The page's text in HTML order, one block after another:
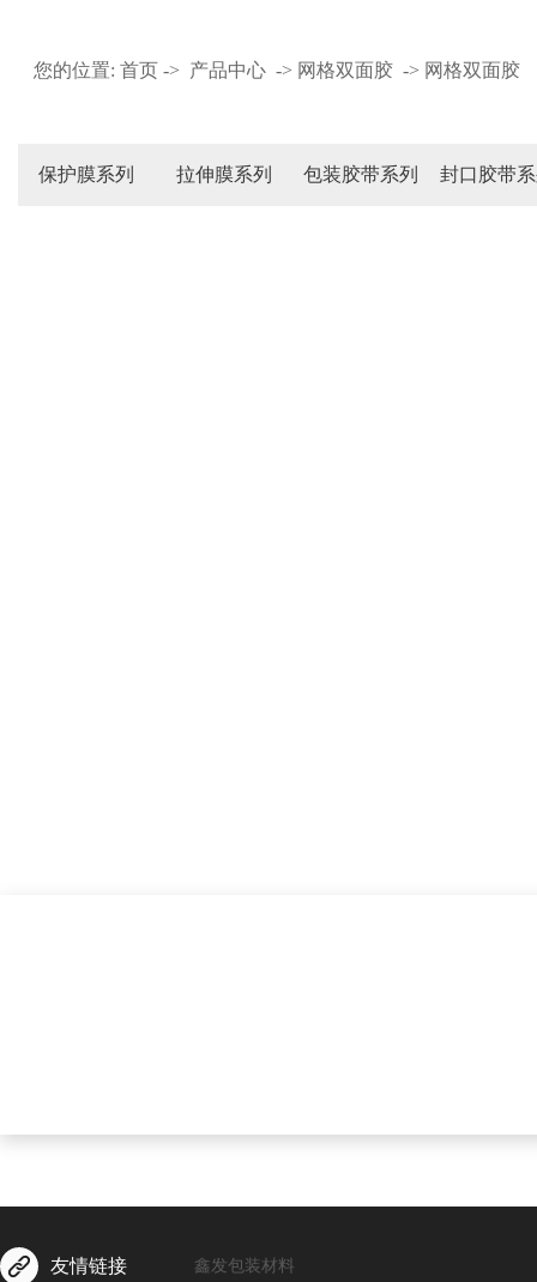
您的位置: 首页 -> 产品中心 -> 网格双面胶 -> 网格双面胶
保护膜系列 拉伸膜系列 包装胶带系列 封口胶带
友情链接 鑫发包装材料